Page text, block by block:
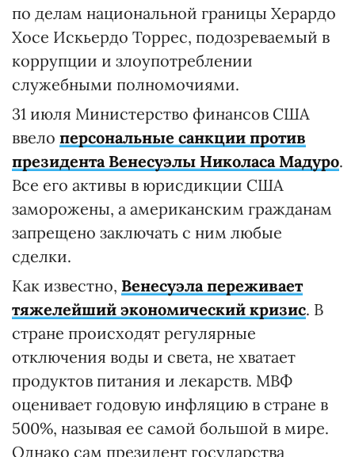
по делам национальной границы Херардо
Хосе Искьердо Торрес, подозреваемый в
коррупции и злоупотреблении
служебными полномочиями.
31 июля Министерство финансов США
ввело персональные санкции против
президента Венесуэлы Николаса Мадуро.
Все его активы в юрисдикции США
заморожены, а американским гражданам
запрещено заключать с ним любые
сделки.
Как известно, Венесуэла переживает
тяжелейший экономический кризис. В
стране происходят регулярные
отключения воды и света, не хватает
продуктов питания и лекарств. МВФ
оценивает годовую инфляцию в стране в
500%, называя ее самой большой в мире.
Однако сам президент государства